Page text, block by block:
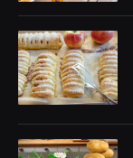
© DR
© DR